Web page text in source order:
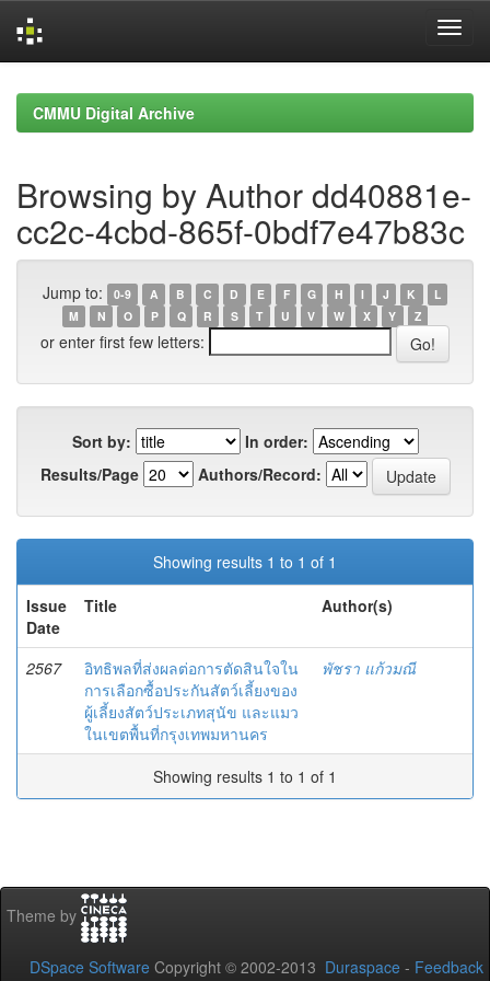
navigationCMMU Digital Archive
Browsing by Author dd40881e-
cc2c-4cbd-865f-0bdf7e47b83c
Jump to: 0-9 A B C D E F G H I J K
L
M
N O P Q R S T U V W X Y Z
or enter first few letters:
Sort by:
In order:
Results/Page
Authors/Record:
Showing results 1 to 1 of 1
Issue
Date
Title Author(s)
2567
อิทธิพลที่ส่งผลต่อการตัดสินใจใน
การเลือกซื้อประกันสัตว์เลี้ยงของ
ผู้เลี้ยงสัตว์ประเภทสุนัข และแมว
ในเขตพื้นที่กรุงเทพมหานคร
พัชรา แก้วมณี
Showing results 1 to 1 of 1
Theme by
DSpace Software Copyright © 2002-2013 Duraspace - Feedback